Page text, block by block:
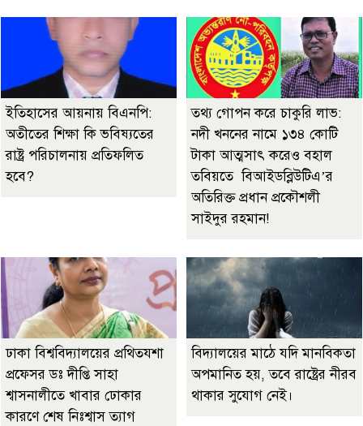
ইতিহাসের আয়নায় বিএনপি:
অতীতের শিক্ষা কি ভবিষ্যতের
রাষ্ট্র পরিচালনায় প্রতিফলিত
হবে?
তথ্য গোপন করে চাকুরি লাভ:
নদী খননের নামে ১৩৪ কোটি
টাকা আত্মসাৎ করেও বহাল
তবিয়তে বিআইডব্লিউটিএ’র
অতিরিক্ত প্রধান প্রকৌশলী
সাইদুর রহমান!
ঢাকা বিশ্ববিদ্যালয়ের প্রথিতযশা
প্রফেসর ডঃ দীপ্তি সাহা
শ্বাসনালীতে খাবার ঢোকার
কারণে শেষ নিঃশ্বাস ত্যাগ
বিদ্যালয়ের মাঠে যদি মানবিকতা
অপমানিত হয়, তবে রাষ্ট্রের নীরব
থাকার সুযোগ নেই।